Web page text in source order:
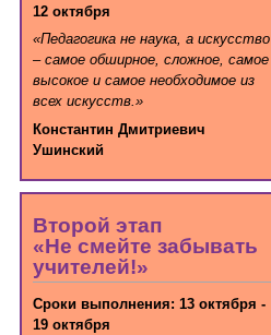
12 октября
«Педагогика не наука, а искусство
– самое обширное, сложное, самое
высокое и самое необходимое из
всех искусств.»
Константин Дмитриевич
Ушинский
Второй этап
«Не смейте забывать
учителей!»
Сроки выполнения: 13 октября -
19 октября